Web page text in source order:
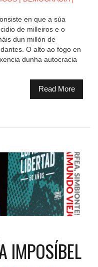
en que a súa
de milleiros e o
dun millón de
O alto ao fogo en
dunha autocracia
Read More
IMPOSÍBEL